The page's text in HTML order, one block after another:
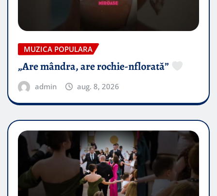
MUZICA POPULARA
„Are mândra, are rochie-nflorată”
admin aug. 8, 2026